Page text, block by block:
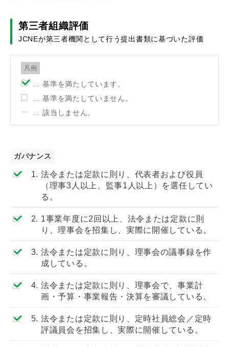
第三者組織評価
JCNEが第三者機関として行う提出書類に基づいた評価
凡例
… 基準を満たしています。
… 基準を満たしていません。
… 該当しません。
ガバナンス
1. 法令または定款に則り、代表者および役員
（理事3人以上、監事1人以上）を選任してい
る。
2. 1事業年度に2回以上、法令または定款に則
り、理事会を招集し、実際に開催している。
3. 法令または定款に則り、理事会の議事録を作
成している。
4. 法令または定款に則り、理事会で、事業計
画・予算・事業報告・決算を審議している。
5. 法令または定款に則り、定時社員総会／定時
評議員会を招集し、実際に開催している。